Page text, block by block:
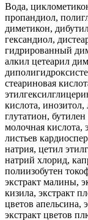
Вода,
пропандиол,
диметикон,
гександиол,
гидрированный
алкил цетеарил
стеариновая
кислота, инозитол,
глутатион,
молочная кислота,
листьев
натрия, цетил
натрий хлорид,
полиизобутен
экстракт малины,
кизила, экстракт
цветов апельсина,
экстракт цветов